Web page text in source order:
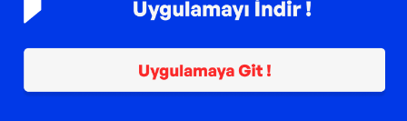
24 Ayar 1 gr
Nadir Gold